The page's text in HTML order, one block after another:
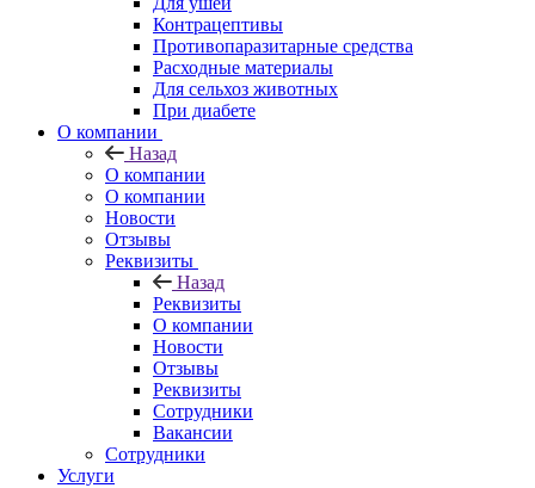
Контрацептивы
Противопаразитарные средства
Расходные материалы
Для сельхоз животных
При диабете
О компании
Назад
О компании
О компании
Новости
Отзывы
Реквизиты
Назад
Реквизиты
О компании
Новости
Отзывы
Реквизиты
Сотрудники
Вакансии
Сотрудники
Услуги